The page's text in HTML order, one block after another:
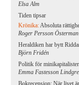
Elsa Alm
Tiden tipsar
Krönika:Absoluta
Roger Persson Österman
Heraldiken har bytt
Björn Fridén
Politik för minikapitalister
Emma Fastesson
Bokrecension: När livet